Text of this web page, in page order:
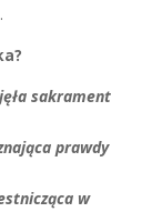
sakrament
prawdy
w